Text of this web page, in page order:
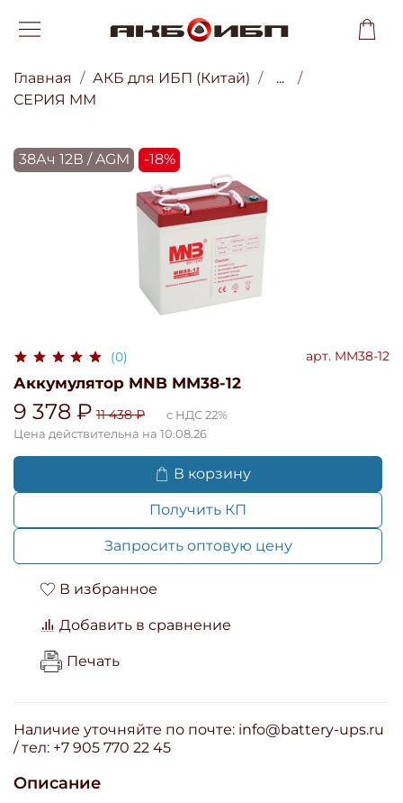
Главная АКБ для ИБП (Китай)
...
СЕРИЯ MM
38Ач 12В / AGM -18%
(0) арт. MM38-12
Аккумулятор MNB MM38-12
9 378 ₽ 11 438 ₽
с НДС 22%
Цена действительна на 10.08.26
В корзину
Получить КП
Запросить оптовую цену
В избранное
Добавить в сравнение
Печать
Описание
Наличие уточняйте по почте: info@battery-ups.ru
/ тел: +7 905 770 22 45